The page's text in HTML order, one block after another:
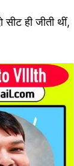
ही जीती थीं,